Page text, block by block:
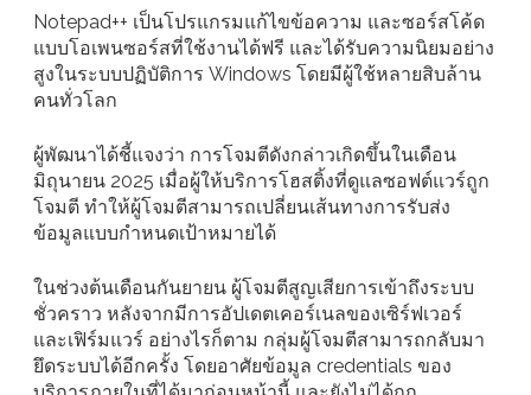
Notepad++ เป็นโปรแกรมแก้ไขข้อความ และซอร์สโค้ด
แบบโอเพนซอร์สที่ใช้งานได้ฟรี และได้รับความนิยมอย่าง
สูงในระบบปฏิบัติการ Windows โดยมีผู้ใช้หลายสิบล้าน
คนทั่วโลก
ผู้พัฒนาได้ชี้แจงว่า การโจมตีดังกล่าวเกิดขึ้นในเดือน
มิถุนายน 2025 เมื่อผู้ให้บริการโฮสติ้งที่ดูแลซอฟต์แวร์ถูก
โจมตี ทำให้ผู้โจมตีสามารถเปลี่ยนเส้นทางการรับส่ง
ข้อมูลแบบกำหนดเป้าหมายได้
ในช่วงต้นเดือนกันยายน ผู้โจมตีสูญเสียการเข้าถึงระบบ
ชั่วคราว หลังจากมีการอัปเดตเคอร์เนลของเซิร์ฟเวอร์
และเฟิร์มแวร์ อย่างไรก็ตาม กลุ่มผู้โจมตีสามารถกลับมา
ยึดระบบได้อีกครั้ง โดยอาศัยข้อมูล credentials ของ